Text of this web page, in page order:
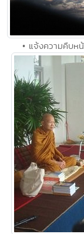
• แจ้งความคืบห